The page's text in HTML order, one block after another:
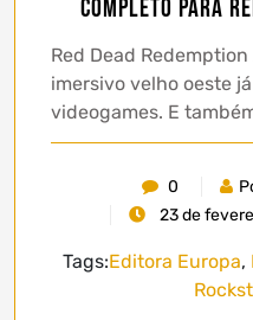
Completo para
Red Dead
imersivo velho oeste
videogames. E
0
23 de
Tags:Editora Europa,